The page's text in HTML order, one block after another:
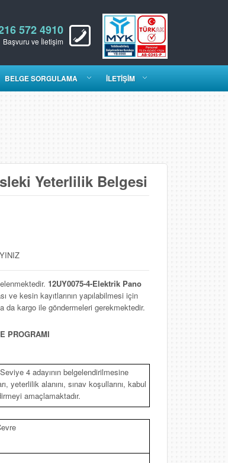
572 4910
Başvuru ve İletişim
BELGE SORGULAMA İLETİŞİM
Yeterlilik Belgesi
12UY0075-4-Elektrik Pano
ve kesin kayıtlarının yapılabilmesi için
da kargo ile göndermeleri gerekmektedir.
PROGRAMI
4 adayının belgelendirilmesine
yeterlilik alanını, sınav koşullarını, kabul
amaçlamaktadır.